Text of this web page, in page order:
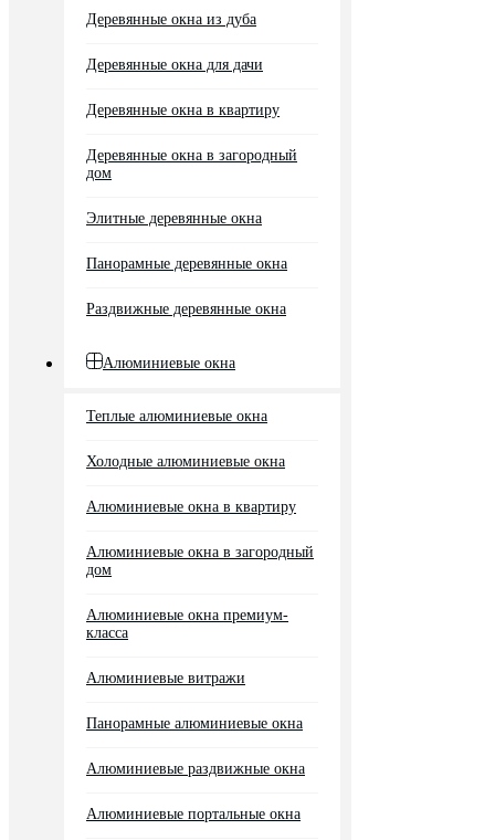
Деревянные окна из дуба
Деревянные окна для дачи
Деревянные окна в квартиру
Деревянные окна в загородный
дом
Элитные деревянные окна
Панорамные деревянные окна
Раздвижные деревянные окна
Алюминиевые окна
Теплые алюминиевые окна
Холодные алюминиевые окна
Алюминиевые окна в квартиру
Алюминиевые окна в загородный
дом
Алюминиевые окна премиум-
класса
Алюминиевые витражи
Панорамные алюминиевые окна
Алюминиевые раздвижные окна
Алюминиевые портальные окна